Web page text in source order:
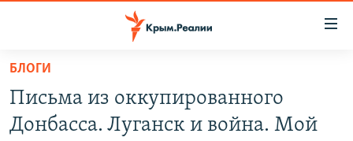
Вернуться
основному
содержанию
СПЕЦПРОЕКТЫ
БЛОГИ
Письма из оккупированного
Донбасса. Луганск и война. Мой